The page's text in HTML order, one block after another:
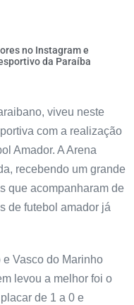
no Instagram e
da Paraíba
viveu neste
com a realização
Amador. A Arena
recebendo um grande
que acompanharam de
de futebol amador já
e Vasco do Marinho
levou a melhor foi o
de 1 a 0 e